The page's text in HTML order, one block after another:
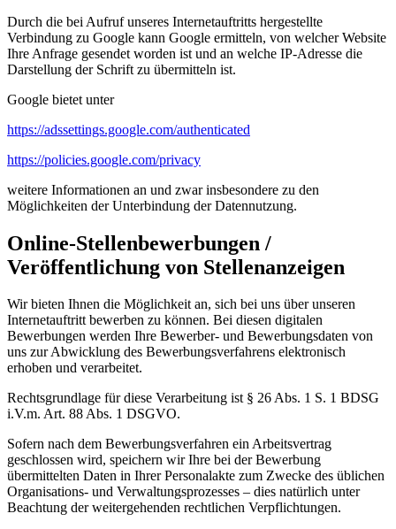
Durch die bei Aufruf unseres Internetauftritts hergestellte
Verbindung zu Google kann Google ermitteln, von welcher Website
Ihre Anfrage gesendet worden ist und an welche IP-Adresse die
Darstellung der Schrift zu übermitteln ist.
Google bietet unter
https://adssettings.google.com/authenticated
https://policies.google.com/privacy
weitere Informationen an und zwar insbesondere zu den
Möglichkeiten der Unterbindung der Datennutzung.
Online-Stellenbewerbungen /
Veröffentlichung von Stellenanzeigen
Wir bieten Ihnen die Möglichkeit an, sich bei uns über unseren
Internetauftritt bewerben zu können. Bei diesen digitalen
Bewerbungen werden Ihre Bewerber- und Bewerbungsdaten von
uns zur Abwicklung des Bewerbungsverfahrens elektronisch
erhoben und verarbeitet.
Rechtsgrundlage für diese Verarbeitung ist § 26 Abs. 1 S. 1 BDSG
i.V.m. Art. 88 Abs. 1 DSGVO.
Sofern nach dem Bewerbungsverfahren ein Arbeitsvertrag
geschlossen wird, speichern wir Ihre bei der Bewerbung
übermittelten Daten in Ihrer Personalakte zum Zwecke des üblichen
Organisations- und Verwaltungsprozesses – dies natürlich unter
Beachtung der weitergehenden rechtlichen Verpflichtungen.